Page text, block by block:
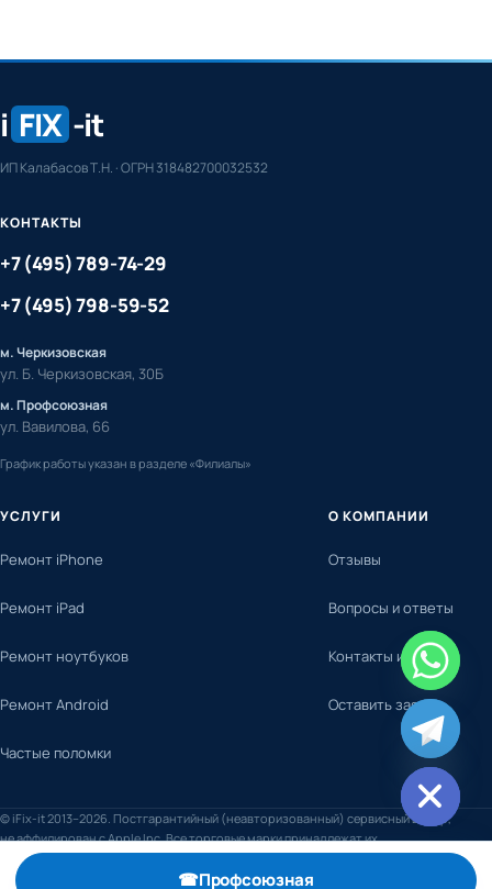
i FIX -it
ИП Калабасов Т.Н. · ОГРН 318482700032532
УСЛУГИ
Ремонт iPhone
Ремонт iPad
Ремонт ноутбуков
Ремонт Android
Частые поломки
О КОМПАНИИ
Отзывы
Вопросы и ответы
Контакты и адреса
Оставить заявку
КОНТАКТЫ
+7 (495) 789-74-29
+7 (495) 798-59-52
м. Черкизовская
ул. Б. Черкизовская, 30Б
м. Профсоюзная
ул. Вавилова, 66
График работы указан в разделе «Филиалы»
© iFix-it 2013–2026. Постгарантийный (неавторизованный) сервисный центр,
не аффилирован с Apple Inc. Все торговые марки принадлежат их
правообладателям.
☎Профсоюзная
Hide
chaty